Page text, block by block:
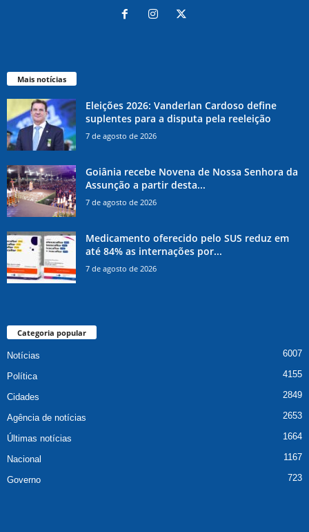
Mais notícias
Eleições 2026: Vanderlan Cardoso define
suplentes para a disputa pela reeleição
7 de agosto de 2026
Goiânia recebe Novena de Nossa Senhora da
Assunção a partir desta...
7 de agosto de 2026
Medicamento oferecido pelo SUS reduz em
até 84% as internações por...
7 de agosto de 2026
Categoria popular
Notícias 6007
Política 4155
Cidades 2849
Agência de notícias 2653
Últimas notícias 1664
Nacional 1167
Governo 723